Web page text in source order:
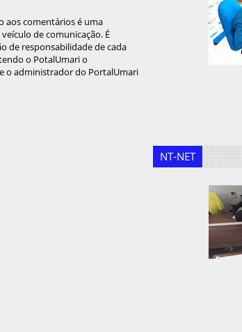
aos comentários é uma
de comunicação. É
de responsabilidade de cada
o PotalUmari o
o administrador do PortalUmari
NT-NET